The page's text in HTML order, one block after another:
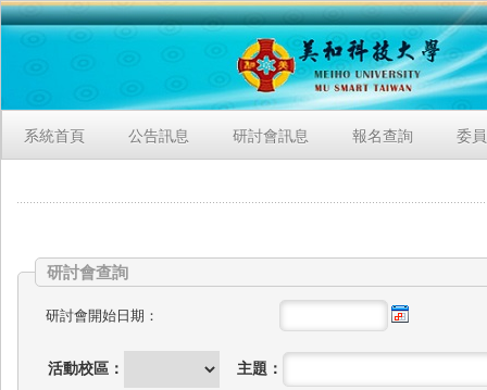
系統首頁 公告訊息 研討會訊息 報名查詢 委
研討會查詢
研討會開始日期：
活動校區： 主題：